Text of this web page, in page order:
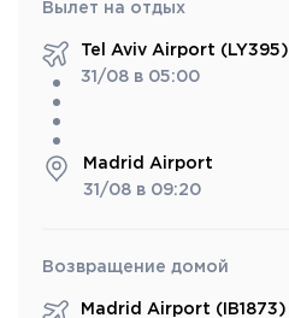
Вылет на отдых
Tel Aviv Airport (LY395)
31/08 в 05:00
Madrid Airport
31/08 в 09:20
Возвращение домой
Madrid Airport (IB1873)